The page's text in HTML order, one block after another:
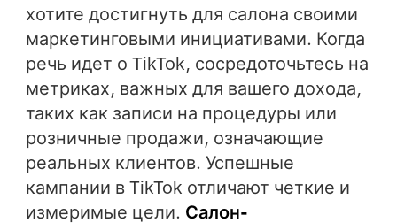
хотите достигнуть для салона своими
маркетинговыми инициативами. Когда
речь идет о TikTok, сосредоточьтесь на
метриках, важных для вашего дохода,
таких как записи на процедуры или
розничные продажи, означающие
реальных клиентов. Успешные
кампании в TikTok отличают четкие и
измеримые цели. Салон-